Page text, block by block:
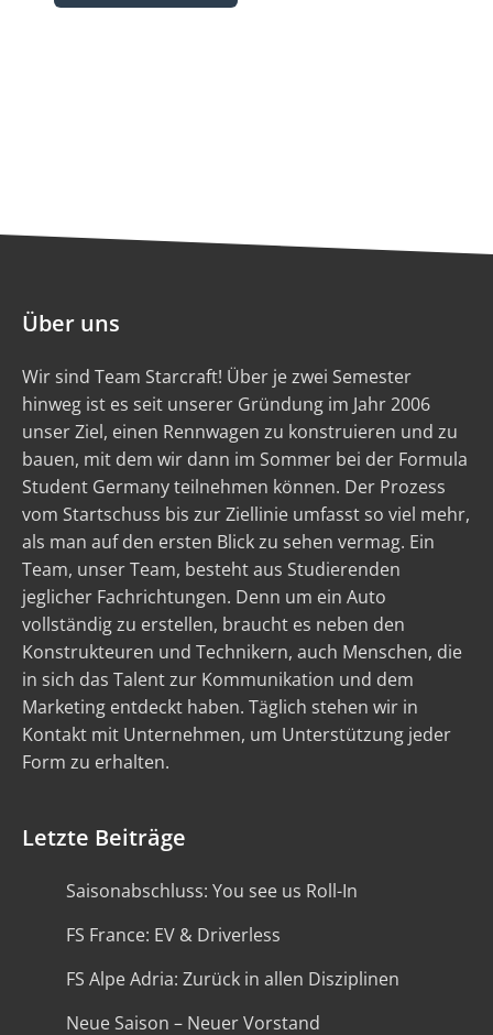
Über uns
Wir sind Team Starcraft! Über je zwei Semester
hinweg ist es seit unserer Gründung im Jahr 2006
unser Ziel, einen Rennwagen zu konstruieren und zu
bauen, mit dem wir dann im Sommer bei der Formula
Student Germany teilnehmen können. Der Prozess
vom Startschuss bis zur Ziellinie umfasst so viel mehr,
als man auf den ersten Blick zu sehen vermag. Ein
Team, unser Team, besteht aus Studierenden
jeglicher Fachrichtungen. Denn um ein Auto
vollständig zu erstellen, braucht es neben den
Konstrukteuren und Technikern, auch Menschen, die
in sich das Talent zur Kommunikation und dem
Marketing entdeckt haben. Täglich stehen wir in
Kontakt mit Unternehmen, um Unterstützung jeder
Form zu erhalten.
Letzte Beiträge
Saisonabschluss: You see us Roll-In
FS France: EV & Driverless
FS Alpe Adria: Zurück in allen Disziplinen
Neue Saison – Neuer Vorstand